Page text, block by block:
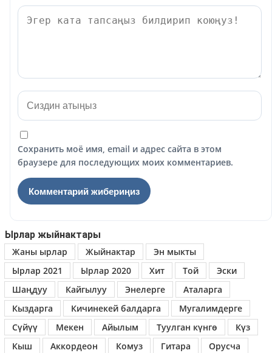
Сохранить моё имя, email и адрес сайта в этом
браузере для последующих моих комментариев.
Ырлар жыйнактары
Жаны ырлар
Жыйнактар
Эн мыкты
Ырлар 2021
Ырлар 2020 Хит Той
Эски
Шаңдуу
Кайгылуу Энелерге
Аталарга
Кыздарга
Кичинекей балдарга
Мугалимдерге
Сүйүү
Мекен Айылым Туулган күнгө
Күз
Кыш
Аккордеон Комуз Гитара Орусча